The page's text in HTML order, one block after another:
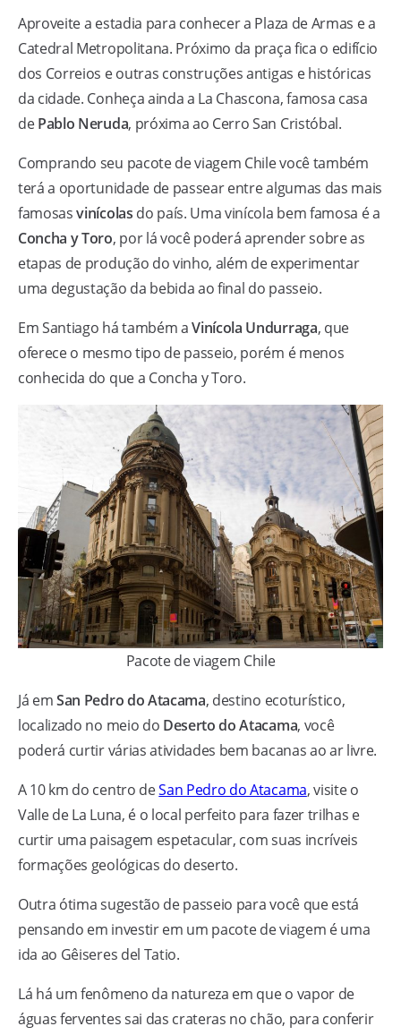
Aproveite a estadia para conhecer a Plaza de Armas e a
Catedral Metropolitana. Próximo da praça fica o edifício
dos Correios e outras construções antigas e históricas
da cidade. Conheça ainda a La Chascona, famosa casa
dePablo Neruda, próxima ao Cerro San Cristóbal.
Comprando seu pacote de viagem Chile você também
terá a oportunidade de passear entre algumas das mais
famosasvinícolas do país. Uma vinícola bem famosa é a
Concha y Toro, por lá você poderá aprender sobre as
etapas de produção do vinho, além de experimentar
uma degustação da bebida ao final do passeio.
Em Santiago há também aVinícola Undurraga, que
oferece o mesmo tipo de passeio, porém é menos
conhecida do que a Concha y Toro.
Pacote de viagem Chile
Já emSan Pedro do Atacama, destino ecoturístico,
localizado no meio do Deserto do Atacama, você
poderá curtir várias atividades bem bacanas ao ar livre.
A 10 km do centro deSan Pedro do Atacama, visite o
Valle de La Luna, é o local perfeito para fazer trilhas e
curtir uma paisagem espetacular, com suas incríveis
formações geológicas do deserto.
Outra ótima sugestão de passeio para você que está
pensando em investir em um pacote de viagem é uma
ida ao Gêiseres del Tatio.
Lá há um fenômeno da natureza em que o vapor de
águas ferventes sai das crateras no chão, para conferir